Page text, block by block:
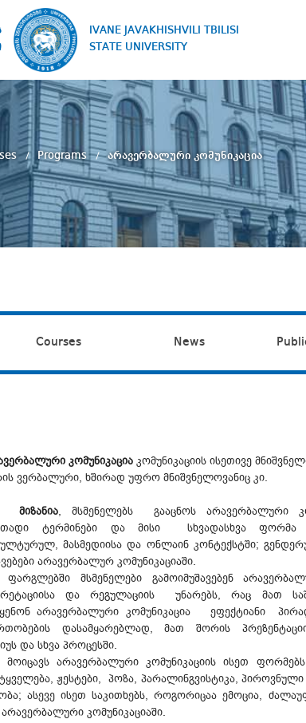
IVANE JAVAKHISHVILI TBILISI
STATE UNIVERSITY
Programs არავერბალური კომუნიკაცია
Courses News
კომუნიკაციაკომუნიკაციის ისეთივე
ვერბალური, ხშირად უფრო მნიშვნელოვანიც კი.
მიზანია, მსმენელებს გააცნოს არავერბალური
ტერმინები და მისი სხვადასხვა ფორმა
მასმედიისა და ონლაინ კონტექსტში;
არავერბალურ კომუნიკაციაში.
ფარგლებში მსმენელები გამოიმუშავებენ
და რეგულაციის უნარებს, რაც მათ
არავერბალური კომუნიკაცია ეფექტიანი
დასამყარებლად, მათ შორის
და სხვა პროცესში.
არავერბალური კომუნიკაციის ისეთ
ჟესტები, პოზა, პარალინგვისტიკა,
ასევე ისეთ საკითხებს, როგორიცაა ემოცია,
კომუნიკაციაში.